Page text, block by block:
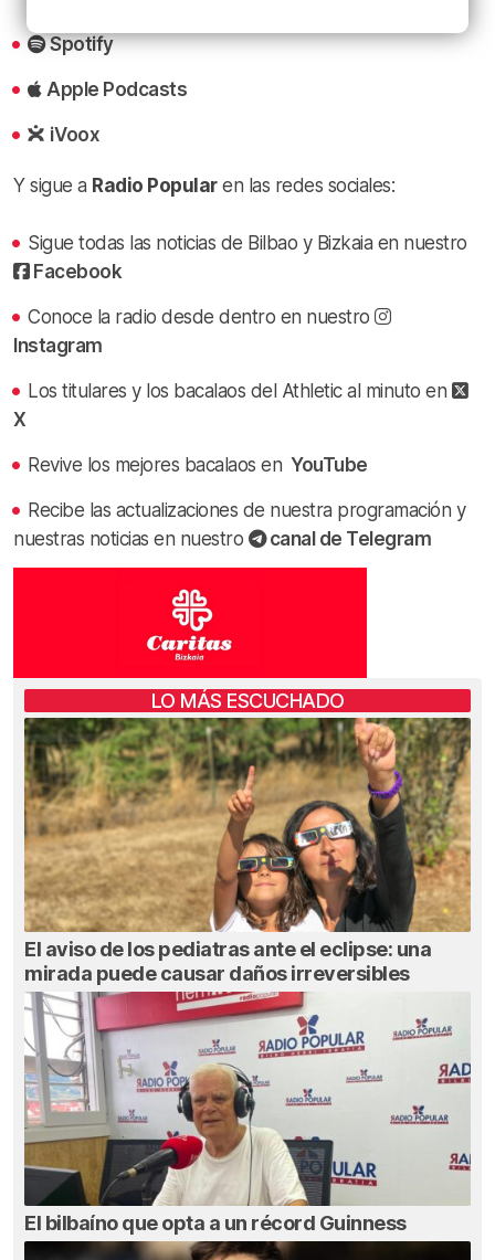
Spotify
Apple Podcasts
iVoox
Y sigue a Radio Popularen las redes sociales:
Sigue todas las noticias de Bilbao y Bizkaia en nuestro
Facebook
Conoce la radio desde dentro en nuestro
Instagram
Los titulares y los bacalaos del Athletic al minuto en
X
Revive los mejores bacalaos en YouTube
Recibe las actualizaciones de nuestra programación y
nuestras noticias en nuestro
canal de Telegram
LO MÁS ESCUCHADO
El aviso de los pediatras ante el eclipse: una
mirada puede causar daños irreversibles
El bilbaíno que opta a un récord Guinness